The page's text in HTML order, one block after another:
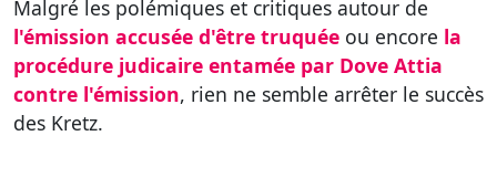
Malgré les polémiques et critiques autour de
l'émission accusée d'être truquée ou encore la
procédure judicaire entamée par Dove Attia
contre l'émission, rien ne semble arrêter le succès
des Kretz.